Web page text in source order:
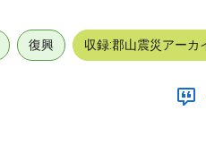
復興 収録:郡山震災アーカ